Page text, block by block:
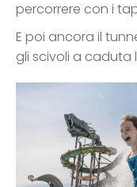
percorrere con i
E poi ancora il
gli scivoli a caduta